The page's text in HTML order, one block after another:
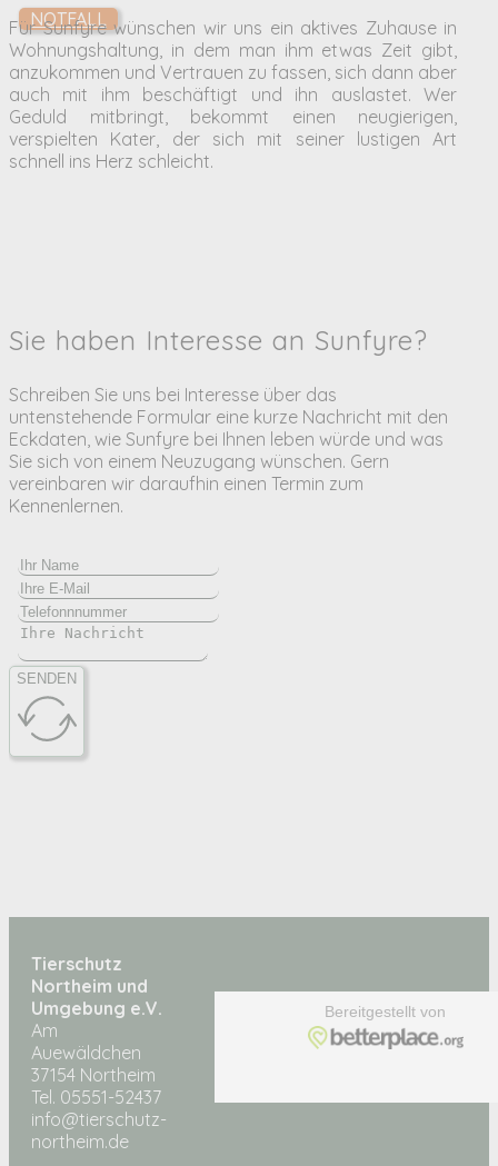
NOTFALL
Für Sunfyre wünschen wir uns ein aktives Zuhause in
Wohnungshaltung, in dem man ihm etwas Zeit gibt,
anzukommen und Vertrauen zu fassen, sich dann aber
auch mit ihm beschäftigt und ihn auslastet. Wer
Geduld mitbringt, bekommt einen neugierigen,
verspielten Kater, der sich mit seiner lustigen Art
schnell ins Herz schleicht.
Sie haben Interesse an Sunfyre?
Schreiben Sie uns bei Interesse über das
untenstehende Formular eine kurze Nachricht mit den
Eckdaten, wie Sunfyre bei Ihnen leben würde und was
Sie sich von einem Neuzugang wünschen. Gern
vereinbaren wir daraufhin einen Termin zum
Kennenlernen.
SENDEN
Tierschutz
Northeim und
Umgebung e.V.
Am
Auewäldchen
37154 Northeim
Tel. 05551-52437
info@tierschutz-
northeim.de